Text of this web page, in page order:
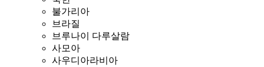
불가리아
브라질
브루나이 다루살람
사모아
사우디아라비아